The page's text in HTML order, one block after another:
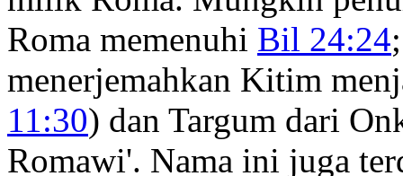
Roma memenuhi Bil 24:24
menerjemahkan Kitim
11:30) dan Targum dari
Romawi'. Nama ini juga